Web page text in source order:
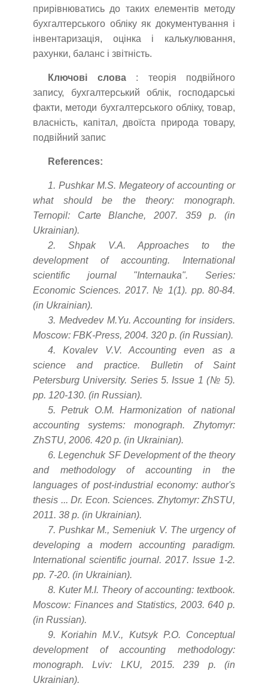
прирівнюватись до таких елементів методу
бухгалтерського обліку як документування і
інвентаризація, оцінка і калькулювання,
рахунки, баланс і звітність.
Ключові слова: теорія подвійного
запису, бухгалтерський облік, господарські
факти, методи бухгалтерського обліку, товар,
власність, капітал, двоїста природа товару,
подвійний запис
References:
1. Pushkar M.S. Megateory of accounting or
what should be the theory: monograph.
Ternopil: Carte Blanche, 2007. 359 p. (in
Ukrainian).
2. Shpak V.A. Approaches to the
development of accounting. International
scientific journal "Internauka". Series:
Economic Sciences. 2017. № 1(1). pp. 80-84.
(in Ukrainian).
3. Medvedev M.Yu. Accounting for insiders.
Moscow: FBK-Press, 2004. 320 p. (in Russian).
4. Kovalev V.V. Accounting even as a
science and practice. Bulletin of Saint
Petersburg University. Series 5. Issue 1 (№ 5).
pp. 120-130. (in Russian).
5. Petruk O.M. Harmonization of national
accounting systems: monograph. Zhytomyr:
ZhSTU, 2006. 420 p. (in Ukrainian).
6. Legenchuk SF Development of the theory
and methodology of accounting in the
languages of post-industrial economy: author's
thesis ... Dr. Econ. Sciences. Zhytomyr: ZhSTU,
2011. 38 p. (in Ukrainian).
7. Pushkar M., Semeniuk V. The urgency of
developing a modern accounting paradigm.
International scientific journal. 2017. Issue 1-2.
pp. 7-20. (in Ukrainian).
8. Kuter M.I. Theory of accounting: textbook.
Moscow: Finances and Statistics, 2003. 640 p.
(in Russian).
9. Koriahin M.V., Kutsyk P.O. Conceptual
development of accounting methodology:
monograph. Lviv: LKU, 2015. 239 p. (in
Ukrainian).